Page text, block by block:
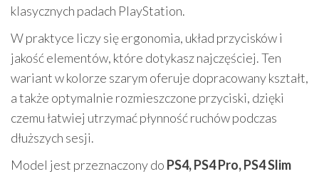
klasycznych padach PlayStation.
W praktyce liczy się ergonomia, układ przycisków i
jakość elementów, które dotykasz najczęściej. Ten
wariant w kolorze szarym oferuje dopracowany kształt,
a także optymalnie rozmieszczone przyciski, dzięki
czemu łatwiej utrzymać płynność ruchów podczas
dłuższych sesji.
Model jest przeznaczony do PS4, PS4 Pro, PS4 Slim